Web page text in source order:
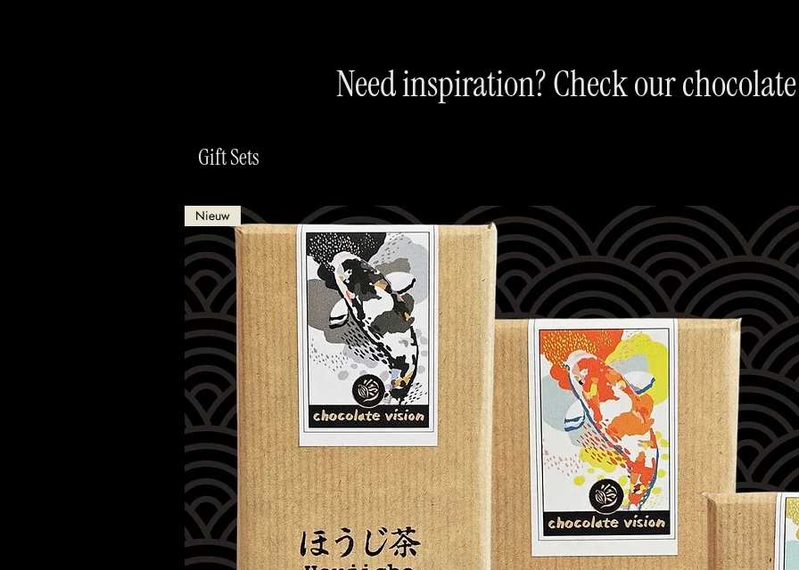
Need inspiration? Check our
Gift Sets
Nieuw